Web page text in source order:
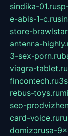
sindika-01.ru
e-abis-1-c.ru
store-
antenna-
3-sex-porn.ru
viagra-tablet.ru
fincontech.ru
rebus-toys.ru
seo-
card-voice.ru
domizbrusa-